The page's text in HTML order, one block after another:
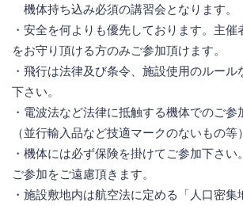
機体持ち込み必須の講習会となります。
・安全を何よりも優先しております。主
をお守り頂ける方のみご参加頂けます。
・飛行は法律及び条令、施設使用のルール
下さい。
・電波法など法律に抵触する機体でのご参
（並行輸入品など技適マークのないもの等）
・機体には必ず保険を掛けてご参加下さい
ご参加をご遠慮頂きます。
・施設敷地内は航空法に定める「人口密集